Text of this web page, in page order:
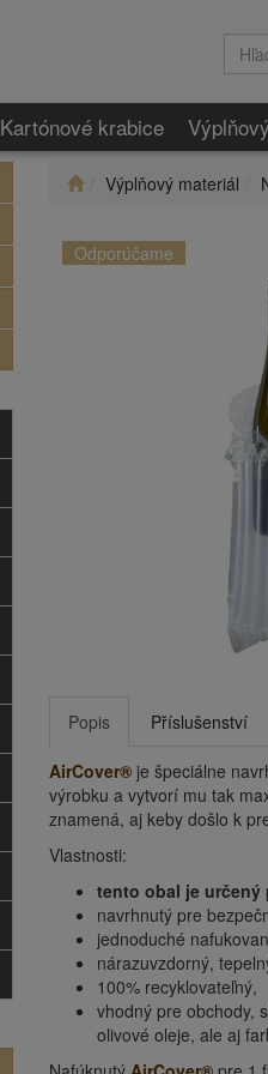
Kartónové krabice
Výplňový materiál
Odporúčame
Popis Příslušenství
AirCover® je špeciálne
výrobku a vytvorí mu tak
znamená, aj keby došlo k
Vlastnosti:
tento obal je určený
navrhnutý pre
jednoduché
nárazuvzdorný,
100% recyklovateľný,
vhodný pre obchody,
olivové oleje, ale aj